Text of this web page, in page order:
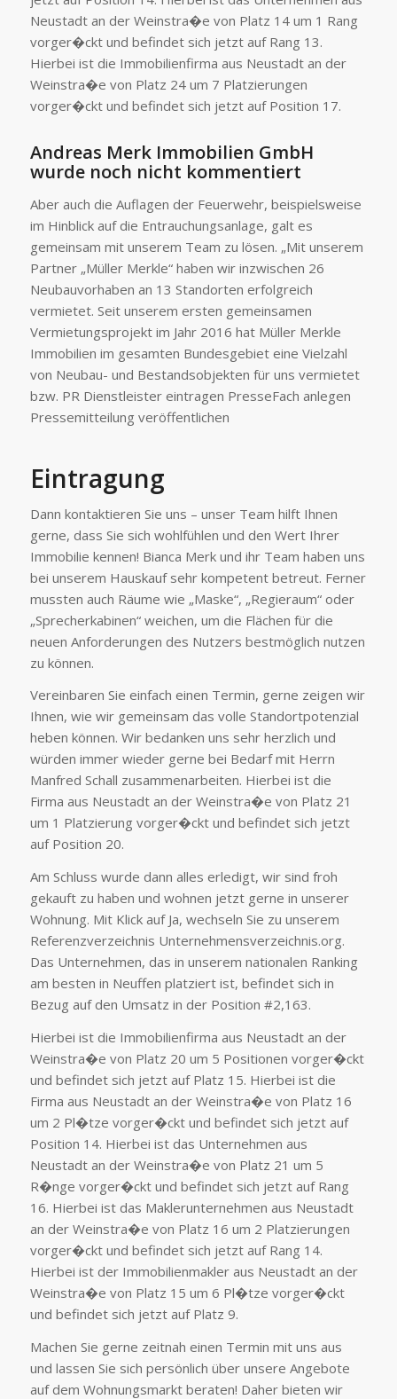
Neustadt an der Weinstra�e von Platz 14 um 1 Rang
vorger�ckt und befindet sich jetzt auf Rang 13.
Hierbei ist die Immobilienfirma aus Neustadt an der
Weinstra�e von Platz 24 um 7 Platzierungen
vorger�ckt und befindet sich jetzt auf Position 17.
Andreas Merk Immobilien GmbH
wurde noch nicht kommentiert
Aber auch die Auflagen der Feuerwehr, beispielsweise
im Hinblick auf die Entrauchungsanlage, galt es
gemeinsam mit unserem Team zu lösen. „Mit unserem
Partner „Müller Merkle“ haben wir inzwischen 26
Neubauvorhaben an 13 Standorten erfolgreich
vermietet. Seit unserem ersten gemeinsamen
Vermietungsprojekt im Jahr 2016 hat Müller Merkle
Immobilien im gesamten Bundesgebiet eine Vielzahl
von Neubau- und Bestandsobjekten für uns vermietet
bzw. PR Dienstleister eintragen PresseFach anlegen
Pressemitteilung veröffentlichen
Eintragung
Dann kontaktieren Sie uns – unser Team hilft Ihnen
gerne, dass Sie sich wohlfühlen und den Wert Ihrer
Immobilie kennen! Bianca Merk und ihr Team haben uns
bei unserem Hauskauf sehr kompetent betreut. Ferner
mussten auch Räume wie „Maske“, „Regieraum“ oder
„Sprecherkabinen“ weichen, um die Flächen für die
neuen Anforderungen des Nutzers bestmöglich nutzen
zu können.
Vereinbaren Sie einfach einen Termin, gerne zeigen wir
Ihnen, wie wir gemeinsam das volle Standortpotenzial
heben können. Wir bedanken uns sehr herzlich und
würden immer wieder gerne bei Bedarf mit Herrn
Manfred Schall zusammenarbeiten. Hierbei ist die
Firma aus Neustadt an der Weinstra�e von Platz 21
um 1 Platzierung vorger�ckt und befindet sich jetzt
auf Position 20.
Am Schluss wurde dann alles erledigt, wir sind froh
gekauft zu haben und wohnen jetzt gerne in unserer
Wohnung. Mit Klick auf Ja, wechseln Sie zu unserem
Referenzverzeichnis Unternehmensverzeichnis.org.
Das Unternehmen, das in unserem nationalen Ranking
am besten in Neuffen platziert ist, befindet sich in
Bezug auf den Umsatz in der Position #2,163.
Hierbei ist die Immobilienfirma aus Neustadt an der
Weinstra�e von Platz 20 um 5 Positionen vorger�ckt
und befindet sich jetzt auf Platz 15. Hierbei ist die
Firma aus Neustadt an der Weinstra�e von Platz 16
um 2 Pl�tze vorger�ckt und befindet sich jetzt auf
Position 14. Hierbei ist das Unternehmen aus
Neustadt an der Weinstra�e von Platz 21 um 5
R�nge vorger�ckt und befindet sich jetzt auf Rang
16. Hierbei ist das Maklerunternehmen aus Neustadt
an der Weinstra�e von Platz 16 um 2 Platzierungen
vorger�ckt und befindet sich jetzt auf Rang 14.
Hierbei ist der Immobilienmakler aus Neustadt an der
Weinstra�e von Platz 15 um 6 Pl�tze vorger�ckt
und befindet sich jetzt auf Platz 9.
Machen Sie gerne zeitnah einen Termin mit uns aus
und lassen Sie sich persönlich über unsere Angebote
auf dem Wohnungsmarkt beraten! Daher bieten wir